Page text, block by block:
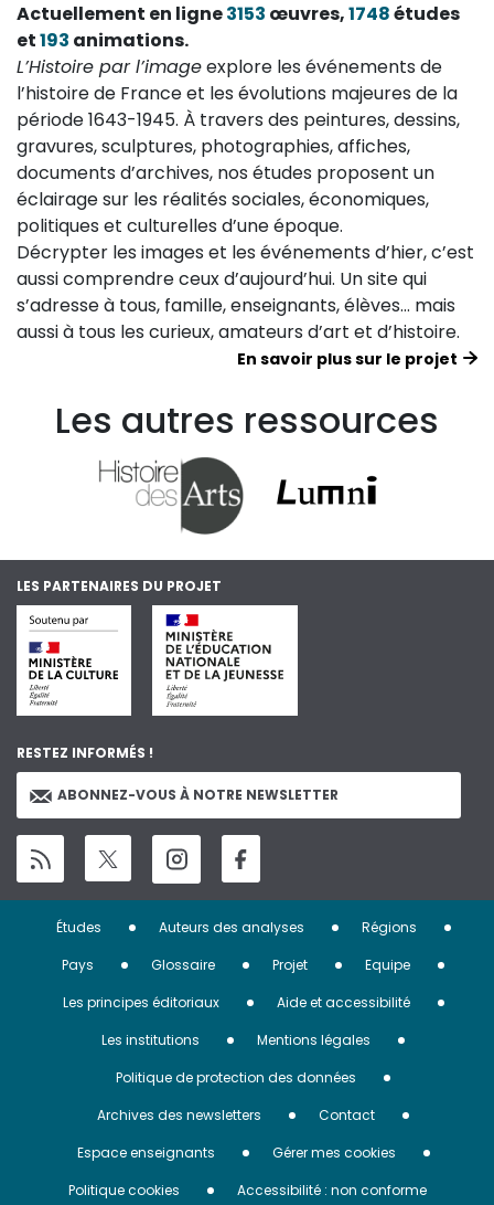
Actuellement en ligne3153 œuvres,1748études
et193 animations.
L’Histoire par l’imageexplore les événements de
l’histoire de France et les évolutions majeures de la
période 1643-1945. À travers des peintures, dessins,
gravures, sculptures, photographies, affiches,
documents d’archives, nos études proposent un
éclairage sur les réalités sociales, économiques,
politiques et culturelles d’une époque.
Décrypter les images et les événements d’hier, c’est
aussi comprendre ceux d’aujourd’hui. Un site qui
s’adresse à tous, famille, enseignants, élèves… mais
aussi à tous les curieux, amateurs d’art et d’histoire.
En savoir plus sur le projet
Les autres ressources
LES PARTENAIRES DU PROJET
RESTEZ INFORMÉS !
ABONNEZ-VOUS À NOTRE NEWSLETTER
Menu
Pied
page
Études Auteurs des analyses
Régions
Pays
Glossaire Projet
Equipe
Les principes éditoriaux
Aide et accessibilité
Les institutions
Mentions légales
Politique de protection des données
Archives des newsletters
Contact
Espace enseignants
Gérer mes cookies
Politique cookies
Accessibilité : non conforme